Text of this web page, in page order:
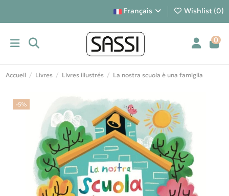
Français Wishlist (0)
0
Accueil Livres Livres illustrés La nostra scuola è una famiglia
-5%